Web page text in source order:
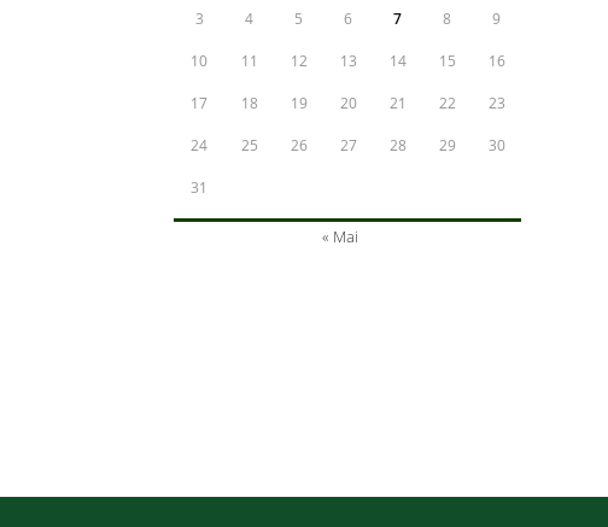
3 4 5 6 7 8 9
10 11 12 13 14 15 16
17 18 19 20 21 22 23
24 25 26 27 28 29 30
31
« Mai